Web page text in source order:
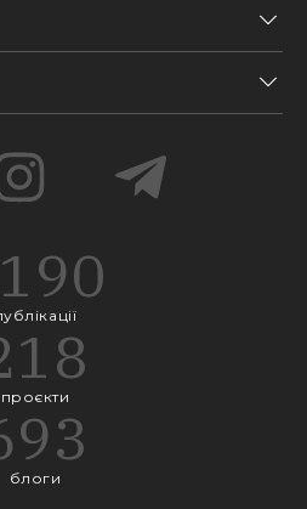
проєкти
блоги